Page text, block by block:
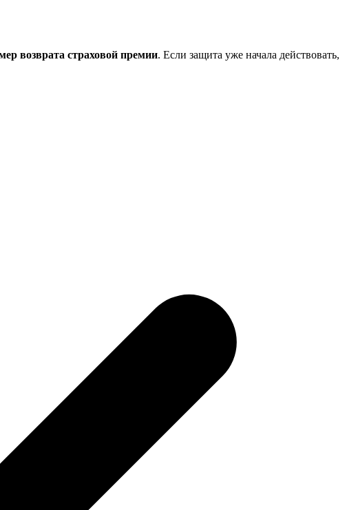
возврата страховой премии. Если защита уже начала действовать,